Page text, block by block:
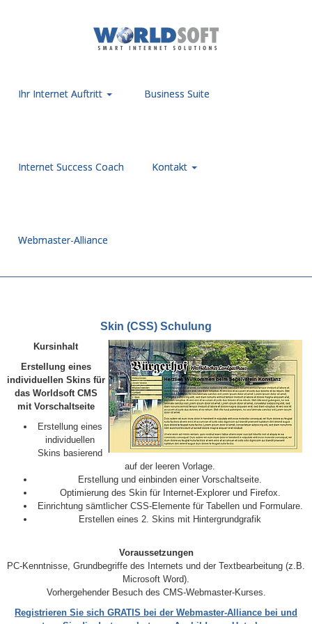
Ihr Internet Auftritt Business Suite
Internet Success Coach Kontakt
Webmaster-Alliance
Skin (CSS) Schulung
Kursinhalt
Erstellung eines
individuellen Skins für
das Worldsoft CMS
mit Vorschaltseite
Erstellung eines
individuellen
Skins basierend
auf der leeren Vorlage.
Erstellung und einbinden einer Vorschaltseite.
Optimierung des Skin für Internet-Explorer und Firefox.
Einrichtung sämtlicher CSS-Elemente für Tabellen und Formulare.
Erstellen eines 2. Skins mit Hintergrundgrafik
Voraussetzungen
PC-Kenntnisse, Grundbegriffe des Internets und der Textbearbeitung (z.B.
Microsoft Word).
Vorhergehender Besuch des CMS-Webmaster-Kurses.
Registrieren Sie sich GRATIS bei der Webmaster-Alliance bei und